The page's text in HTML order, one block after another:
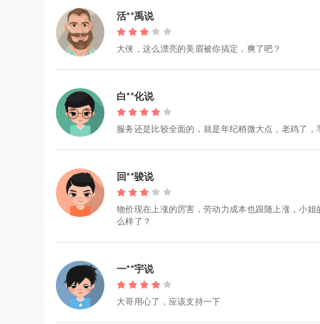
活**禹说
大侠，这么漂亮的美眉被你搞定，爽了吧？
白**化说
服务还是比较全面的，就是年纪稍微大点，老鸡了
回**骏说
物价现在上涨的厉害，劳动力成本也跟随上涨，小
么样了？
一**宇说
大哥用心了，应该支持一下